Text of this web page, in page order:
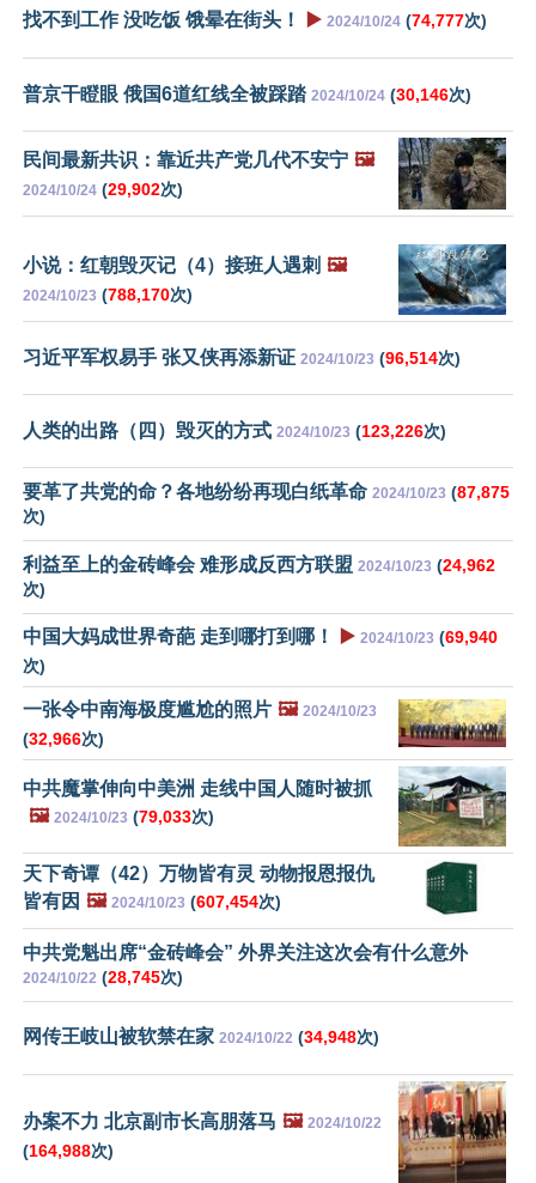
找不到工作 没吃饭 饿晕在街头！ ▶️ 2024/10/24 (74,777次)
普京干瞪眼 俄国6道红线全被踩踏 2024/10/24 (30,146次)
民间最新共识：靠近共产党几代不安宁 🖼️
2024/10/24 (29,902次)
小说：红朝毁灭记（4）接班人遇刺 🖼️
2024/10/23 (788,170次)
习近平军权易手 张又侠再添新证 2024/10/23 (96,514次)
人类的出路（四）毁灭的方式 2024/10/23 (123,226次)
要革了共党的命？各地纷纷再现白纸革命 2024/10/23 (87,875
次)
利益至上的金砖峰会 难形成反西方联盟 2024/10/23 (24,962
次)
中国大妈成世界奇葩 走到哪打到哪！ ▶️ 2024/10/23 (69,940
次)
一张令中南海极度尴尬的照片 🖼️ 2024/10/23
(32,966次)
中共魔掌伸向中美洲 走线中国人随时被抓
🖼️ 2024/10/23 (79,033次)
天下奇谭（42）万物皆有灵 动物报恩报仇
皆有因 🖼️ 2024/10/23 (607,454次)
中共党魁出席“金砖峰会” 外界关注这次会有什么意外
2024/10/22 (28,745次)
网传王岐山被软禁在家 2024/10/22 (34,948次)
办案不力 北京副市长高朋落马 🖼️ 2024/10/22
(164,988次)